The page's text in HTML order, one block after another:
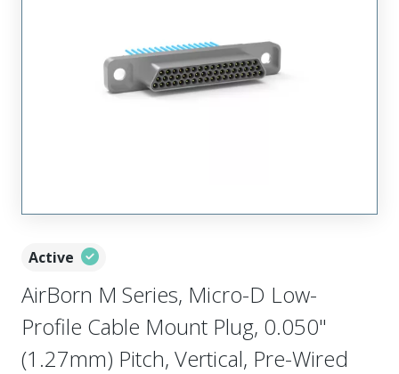
Active
AirBorn M Series, Micro-D Low-
Profile Cable Mount Plug, 0.050"
(1.27mm) Pitch, Vertical, Pre-Wired